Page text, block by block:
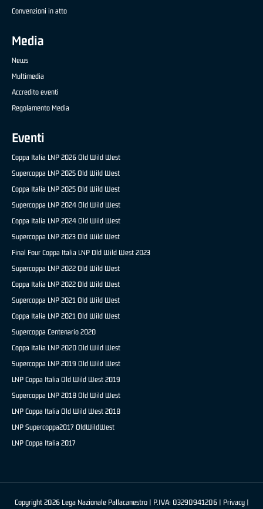
Convenzioni in atto
Media
News
Multimedia
Accredito eventi
Regolamento Media
Eventi
Coppa Italia LNP 2026 Old Wild West
Supercoppa LNP 2025 Old Wild West
Coppa Italia LNP 2025 Old Wild West
Supercoppa LNP 2024 Old Wild West
Coppa Italia LNP 2024 Old Wild West
Supercoppa LNP 2023 Old Wild West
Final Four Coppa Italia LNP Old Wild West 2023
Supercoppa LNP 2022 Old Wild West
Coppa Italia LNP 2022 Old Wild West
Supercoppa LNP 2021 Old Wild West
Coppa Italia LNP 2021 Old Wild West
Supercoppa Centenario 2020
Coppa Italia LNP 2020 Old Wild West
Supercoppa LNP 2019 Old Wild West
LNP Coppa Italia Old Wild West 2019
Supercoppa LNP 2018 Old Wild West
LNP Coppa Italia Old Wild West 2018
LNP Supercoppa2017 OldWildWest
LNP Coppa Italia 2017
Copyright 2026 Lega Nazionale Pallacanestro | P.IVA: 03290941206 | Privacy|